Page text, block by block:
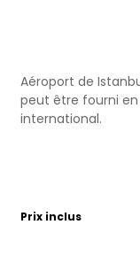
Aéroport de
peut être fourni
international.
Prix inclus